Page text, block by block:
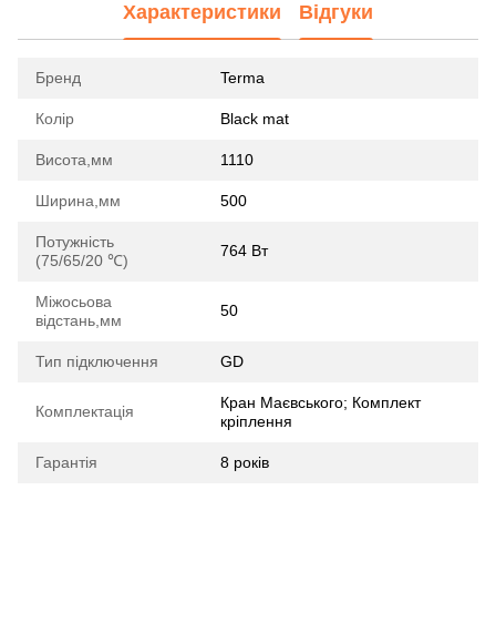
Характеристики Відгуки
Бренд Terma
Колір Black mat
Висота,мм 1110
Ширина,мм 500
Потужність
(75/65/20 ℃)
764 Вт
Міжосьова
відстань,мм
50
Тип підключення GD
Комплектація
Кран Маєвського; Комплект
кріплення
Гарантія 8 років